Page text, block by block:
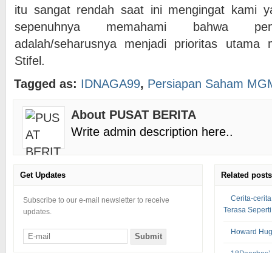
itu sangat rendah saat ini mengingat kami
sepenuhnya memahami bahwa
adalah/seharusnya menjadi prioritas utama
Stifel.
Tagged as: IDNAGA99, Persiapan Saham
About PUSAT BERITA
Write admin description here..
Get Updates
Subscribe to our e-mail newsletter to receive
updates.
Related posts
Cerita-
Terasa
Howard